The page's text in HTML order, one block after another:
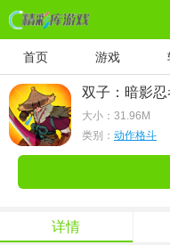
首页 游戏
双子：暗影忍
大小： 31.96M
类别： 动作格斗
详情